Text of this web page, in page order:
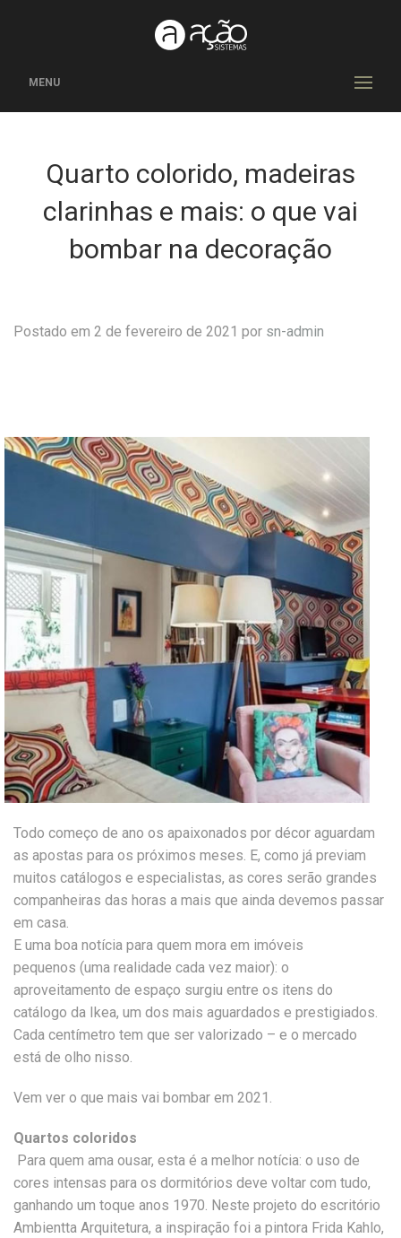
MENU
Quarto colorido, madeiras
clarinhas e mais: o que vai
bombar na decoração
Postado em 2 de fevereiro de 2021 por sn-admin
Todo começo de ano os apaixonados por décor aguardam
as apostas para os próximos meses. E, como já previam
muitos catálogos e especialistas, as cores serão grandes
companheiras das horas a mais que ainda devemos passar
em casa.
E uma boa notícia para quem mora em imóveis
pequenos (uma realidade cada vez maior): o
aproveitamento de espaço surgiu entre os itens do
catálogo da Ikea, um dos mais aguardados e prestigiados.
Cada centímetro tem que ser valorizado – e o mercado
está de olho nisso.
Vem ver o que mais vai bombar em 2021.
Quartos coloridos
Para quem ama ousar, esta é a melhor notícia: o uso de
cores intensas para os dormitórios deve voltar com tudo,
ganhando um toque anos 1970. Neste projeto do escritório
Ambientta Arquitetura, a inspiração foi a pintora Frida Kahlo,